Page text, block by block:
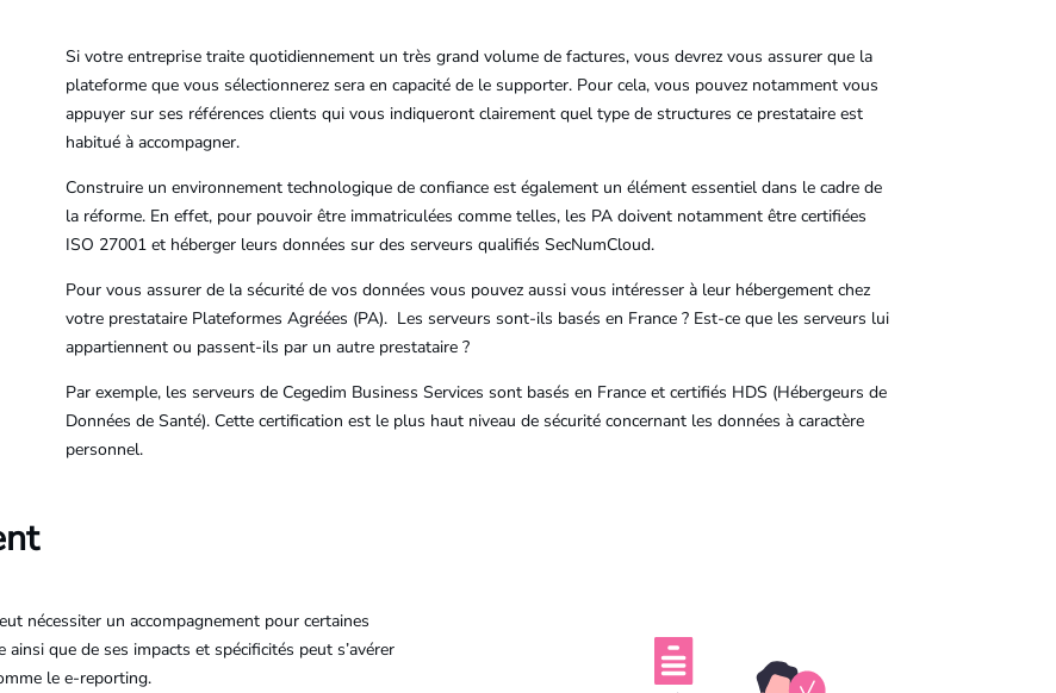
Si votre entreprise traite quotidiennement un très grand volume de factures, vous devrez vous assurer que la
plateforme que vous sélectionnerez sera en capacité de le supporter. Pour cela, vous pouvez notamment vous
appuyer sur ses références clients qui vous indiqueront clairement quel type de structures ce prestataire est
habitué à accompagner.
Construire un environnement technologique de confiance est également un élément essentiel dans le cadre de
la réforme. En effet, pour pouvoir être immatriculées comme telles, les PA doivent notamment être certifiées
ISO 27001 et héberger leurs données sur des serveurs qualifiés SecNumCloud.
Pour vous assurer de la sécurité de vos données vous pouvez aussi vous intéresser à leur hébergement chez
votre prestataire Plateformes Agréées (PA). Les serveurs sont-ils basés en France ? Est-ce que les serveurs lui
appartiennent ou passent-ils par un autre prestataire ?
Par exemple, les serveurs de Cegedim Business Services sont basés en France et certifiés HDS (Hébergeurs de
Données de Santé). Cette certification est le plus haut niveau de sécurité concernant les données à caractère
personnel.
nécessiter un accompagnement pour certaines
que de ses impacts et spécificités peut s’avérer
le e-reporting.